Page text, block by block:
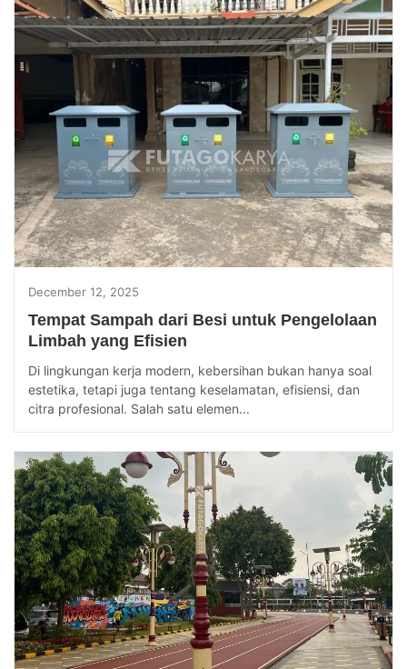
December 12, 2025
Tempat Sampah dari Besi untuk Pengelolaan
Limbah yang Efisien
Di lingkungan kerja modern, kebersihan bukan hanya soal
estetika, tetapi juga tentang keselamatan, efisiensi, dan
citra profesional. Salah satu elemen...